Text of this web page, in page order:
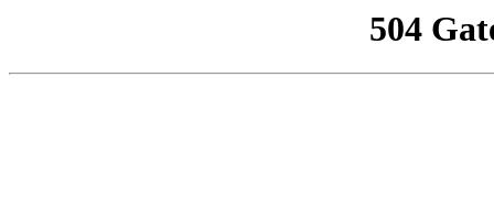
504